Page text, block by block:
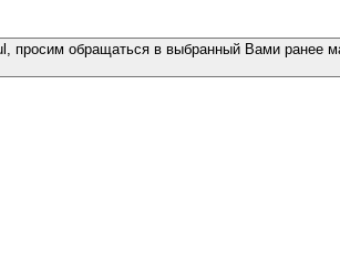
просим обращаться в выбранный Вами ранее